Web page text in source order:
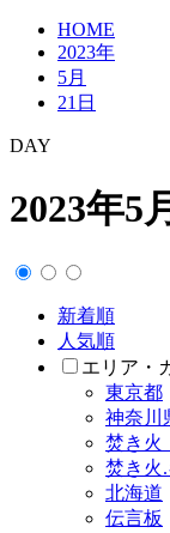
HOME
2023年
5月
21日
DAY
2023年5
新着順
人気順
エリア・
東京都
神奈川
焚き火
焚き火
北海道
伝言板